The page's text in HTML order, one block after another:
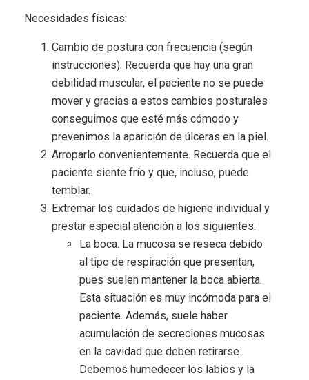
Necesidades físicas:
Cambio de postura con frecuencia (según
instrucciones). Recuerda que hay una gran
debilidad muscular, el paciente no se puede
mover y gracias a estos cambios posturales
conseguimos que esté más cómodo y
prevenimos la aparición de úlceras en la piel.
Arroparlo convenientemente. Recuerda que el
paciente siente frío y que, incluso, puede
temblar.
Extremar los cuidados de higiene individual y
prestar especial atención a los siguientes:
La boca. La mucosa se reseca debido
al tipo de respiración que presentan,
pues suelen mantener la boca abierta.
Esta situación es muy incómoda para el
paciente. Además, suele haber
acumulación de secreciones mucosas
en la cavidad que deben retirarse.
Debemos humedecer los labios y la